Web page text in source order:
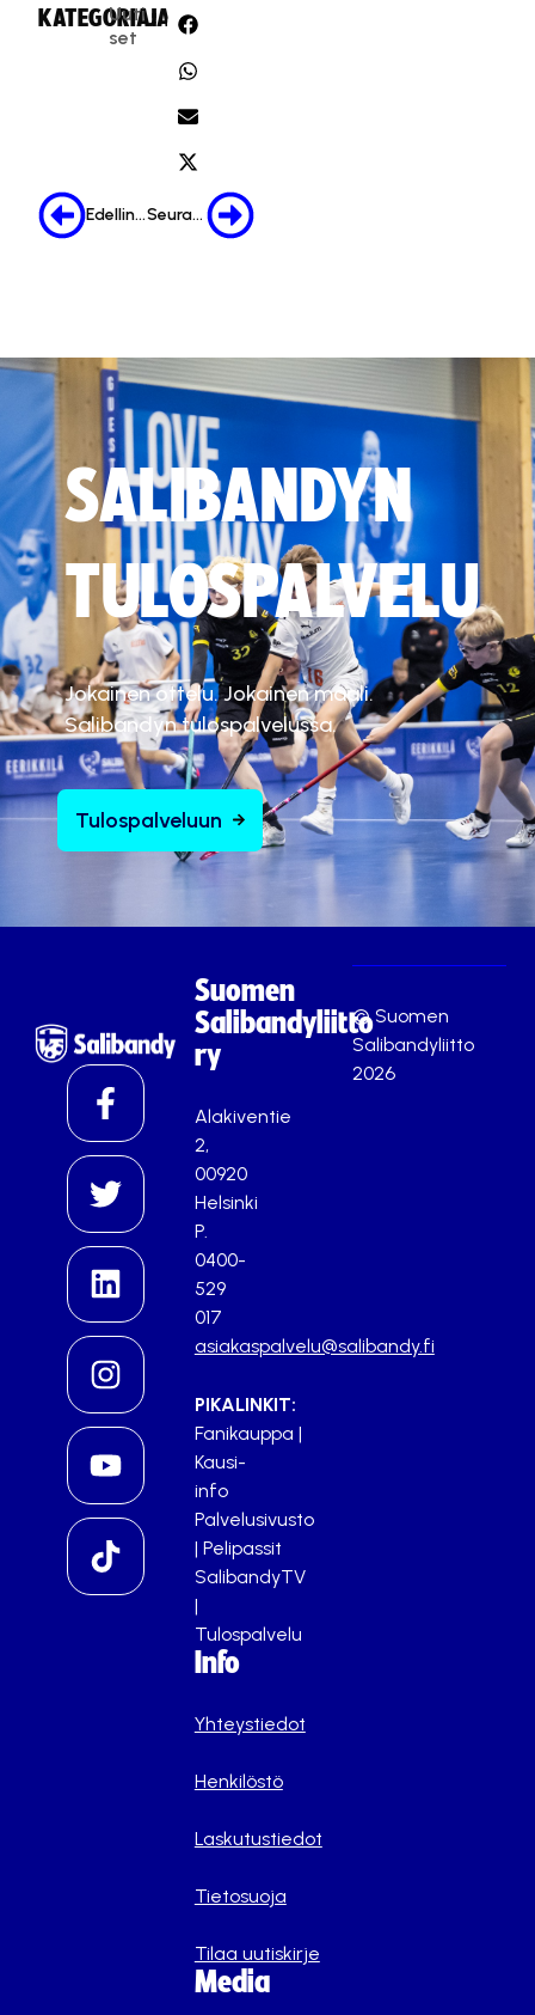
KATEGORIA:
Uuti
set
JAA:
Edellinen Seuraava
SALIBANDYN
TULOSPALVELU
Jokainen ottelu. Jokainen maali.
Salibandyn tulospalvelussa.
Tulospalveluun
Suomen
Salibandyliitto
ry
Alakiventie
2,
00920
Helsinki
P.
0400-
529
017
asiakaspalvelu@salibandy.fi
PIKALINKIT:
Fanikauppa |
Kausi-
info
Palvelusivusto
| Pelipassit
SalibandyTV
|
Tulospalvelu
Info
Yhteystiedot
Henkilöstö
Laskutustiedot
Tietosuoja
Tilaa uutiskirje
Media
© Suomen
Salibandyliitto
2026